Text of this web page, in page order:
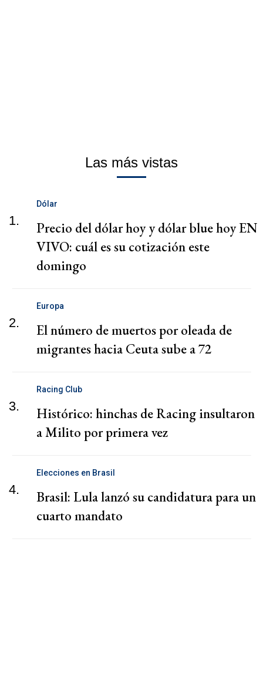
Las más vistas
1.
Dólar
Precio del dólar hoy y dólar blue hoy EN
VIVO: cuál es su cotización este
domingo
2.
Europa
El número de muertos por oleada de
migrantes hacia Ceuta sube a 72
3.
Racing Club
Histórico: hinchas de Racing insultaron
a Milito por primera vez
4.
Elecciones en Brasil
Brasil: Lula lanzó su candidatura para un
cuarto mandato